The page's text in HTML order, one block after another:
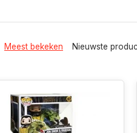
Meest bekeken Nieuwste